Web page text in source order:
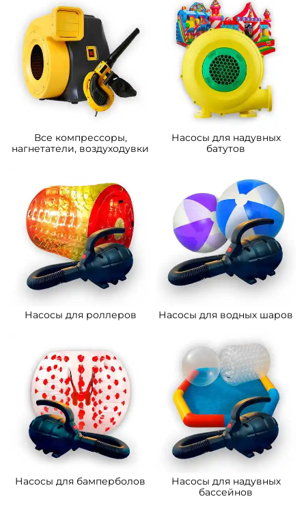
Все компрессоры,
нагнетатели, воздуходувки
Насосы для надувных
батутов
Насосы для роллеров Насосы для водных шаров
Насосы для бамперболов
Насосы для надувных
бассейнов